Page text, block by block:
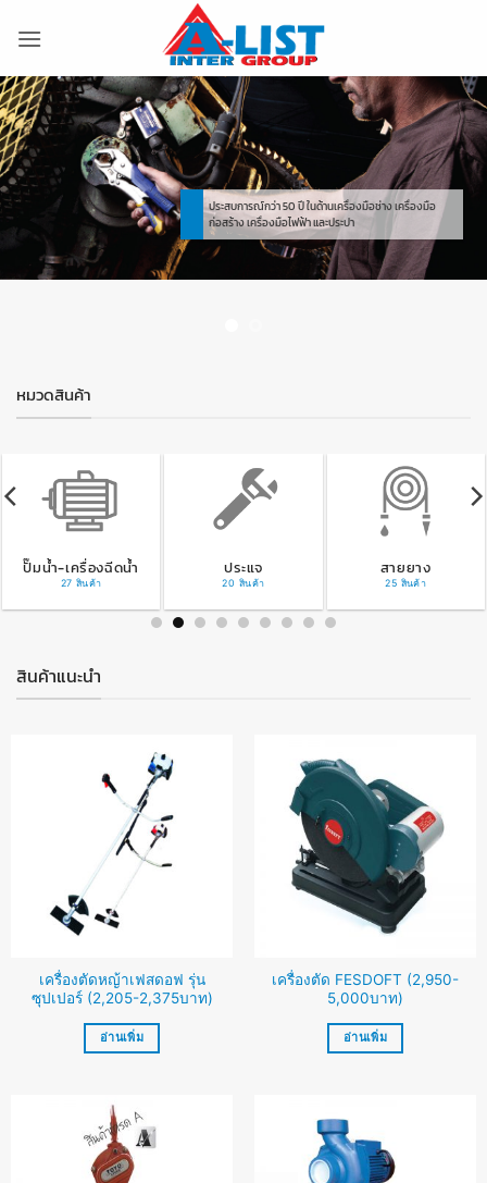
เนื้อหา
ประสบการณ์กว่า 50 ปี ในด้านเครื่องมือช่าง เครื่องมือ
ก่อสร้าง เครื่องมือไฟฟ้า และประปา
หมวดสินค้า
ปั๊มน้ำ-เครื่องฉีดน้ำ
27 สินค้า
ประแจ
20 สินค้า
สายยาง
25 สินค้า
สินค้าแนะนำ
เครื่องตัดหญ้าเฟสดอฟ รุ่น
ซุปเปอร์ (2,205-2,375บาท)
อ่านเพิ่ม
เครื่องตัด FESDOFT (2,950-
5,000บาท)
อ่านเพิ่ม